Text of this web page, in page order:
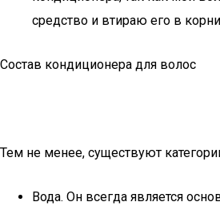
средство и втираю его в
Состав кондиционера для волос
Тем не менее, существуют
Вода. Он всегда является